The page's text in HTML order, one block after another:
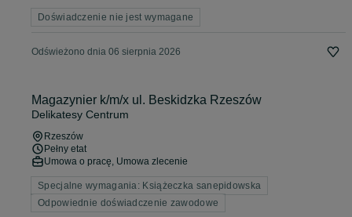
Doświadczenie nie jest wymagane
Odświeżono dnia 06 sierpnia 2026
Magazynier k/m/x ul. Beskidzka Rzeszów
Delikatesy Centrum
Rzeszów
Pełny etat
Umowa o pracę, Umowa zlecenie
Specjalne wymagania: Książeczka sanepidowska
Odpowiednie doświadczenie zawodowe